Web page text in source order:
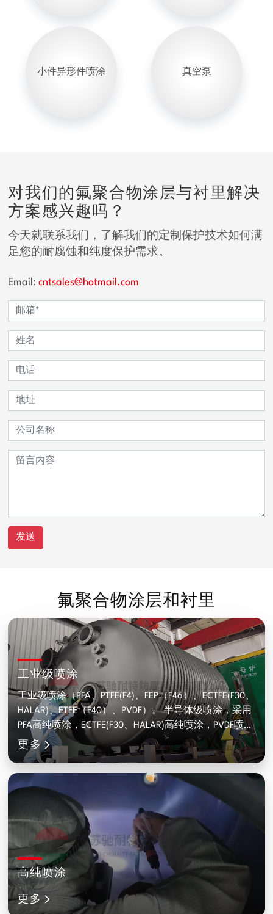
小件异形件喷涂 真空泵
对我们的氟聚合物涂层与衬里解决
方案感兴趣吗？
今天就联系我们，了解我们的定制保护技术如何满
足您的耐腐蚀和纯度保护需求。
Email:cntsales@hotmail.com
发送
氟聚合物涂层和衬里
工业级喷涂
工业级喷涂（PFA、PTFE(F4)、FEP（F46）、ECTFE(F30、
HALAR)、ETFE（F40）、PVDF）。 半导体级喷涂，采用
PFA高纯喷涂，ECTFE(F30、HALAR)高纯喷涂，PVDF喷
涂，PFA高纯导电喷涂，纯度达0.5~1ppb。
更多
高纯喷涂
更多